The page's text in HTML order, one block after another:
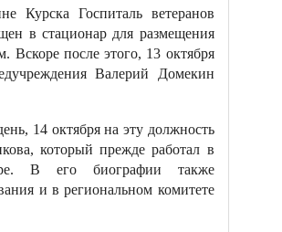
Курска Госпиталь ветеранов
в стационар для размещения
Вскоре после этого, 13 октября
Валерий Домекин
14 октября на эту должность
который прежде работал в
В его биографии также
и в региональном комитете